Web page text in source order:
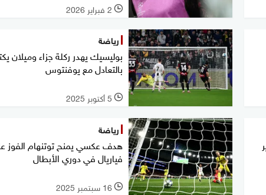
l 2 فبراير 2026
رياضة
بوليسيك يهدر ركلة جزاء وميلان
بالتعادل مع يوفنتوس
l 5 أكتوبر 2025
رياضة
هدف عكسي يمنح توتنهام الفوز
فياريال في دوري الأبطال
l 16 سبتمبر 2025